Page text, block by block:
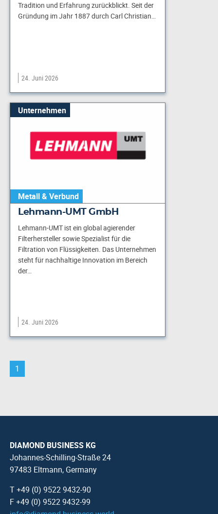
Tradition und Erfahrung zurückblickt. Seit der
Gründung im Jahr 1887 durch Carl Christian…
24. Juni 2026
Unternehmen
Metall & Verbund
Lehmann-UMT GmbH
Lehmann-UMT ist ein global agierender
Filterhersteller sowie Spezialist für die
Filtration von Flüssigkeiten. Das Unternehmen
steht für nachhaltige Innovation im Bereich
der…
24. Juni 2026
1
DIAMOND BUSINESS KG
Johannes-Schilling-Straße 24
97483 Eltmann, Germany
T +49 (0) 9522 9432-90
F +49 (0) 9522 9432-99